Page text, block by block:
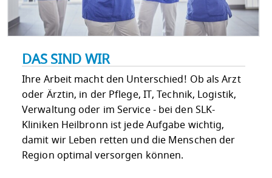
DAS SIND WIR
Ihre Arbeit macht den Unterschied! Ob als Arzt
oder Ärztin, in der Pflege, IT, Technik, Logistik,
Verwaltung oder im Service - bei den SLK-
Kliniken Heilbronn ist jede Aufgabe wichtig,
damit wir Leben retten und die Menschen der
Region optimal versorgen können.